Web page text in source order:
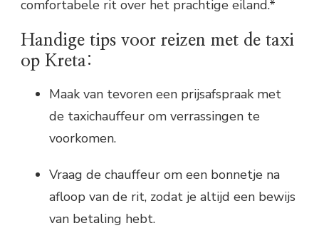
comfortabele rit over het prachtige eiland.*
Handige tips voor reizen met de taxi
op Kreta:
Maak van tevoren een prijsafspraak met
de taxichauffeur om verrassingen te
voorkomen.
Vraag de chauffeur om een bonnetje na
afloop van de rit, zodat je altijd een bewijs
van betaling hebt.